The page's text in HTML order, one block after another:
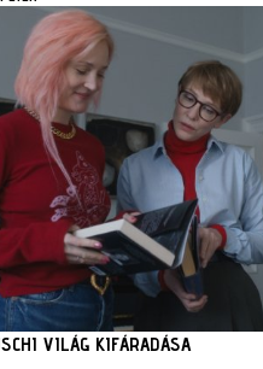
VILÁG KIFÁRADÁSA